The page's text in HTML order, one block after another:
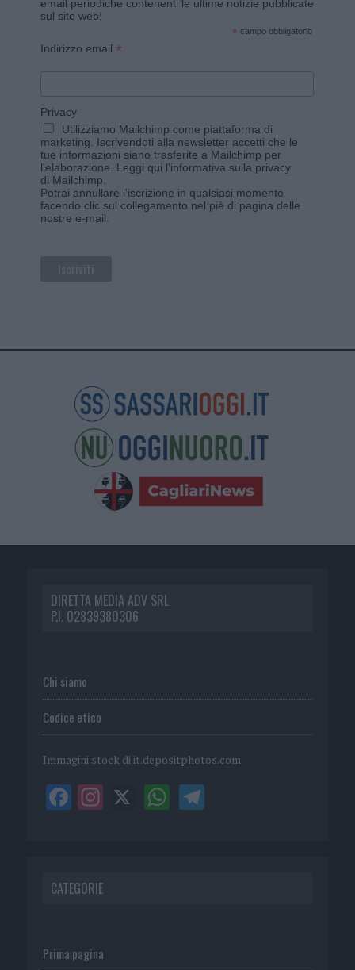
email periodiche contenenti le ultime notizie pubblicate
sul sito web!
* campo obbligatorio
Indirizzo email *
Privacy
Utilizziamo Mailchimp come piattaforma di
marketing. Iscrivendoti alla newsletter accetti che le
tue informazioni siano trasferite a Mailchimp per
l'elaborazione. Leggi qui l'informativa sulla privacy
di Mailchimp
Potrai annullare l'iscrizione in qualsiasi momento
facendo clic sul collegamento nel piè di pagina delle
nostre e-mail.
DIRETTA MEDIA ADV SRL
P.I. 02839380306
Chi siamo
Codice etico
Immagini stock di it.depositphotos.com
CATEGORIE
Prima pagina